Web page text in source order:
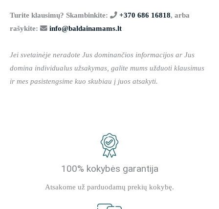
Turite klausimų? Skambinkite: +370 686 16818, arba
rašykite:
info@baldainamams.lt
Jei svetainėje neradote Jus dominančios informacijos ar Jus
domina individualus užsakymas, galite mums užduoti klausimus
ir mes pasistengsime kuo skubiau į juos atsakyti.
100% kokybės garantija
Atsakome už parduodamų prekių kokybę.